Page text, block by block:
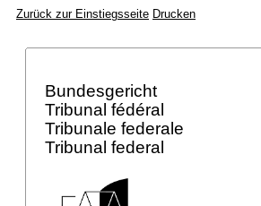
Zurück zur Einstiegsseite Drucken
Bundesgericht
Tribunal fédéral
Tribunale federale
Tribunal federal